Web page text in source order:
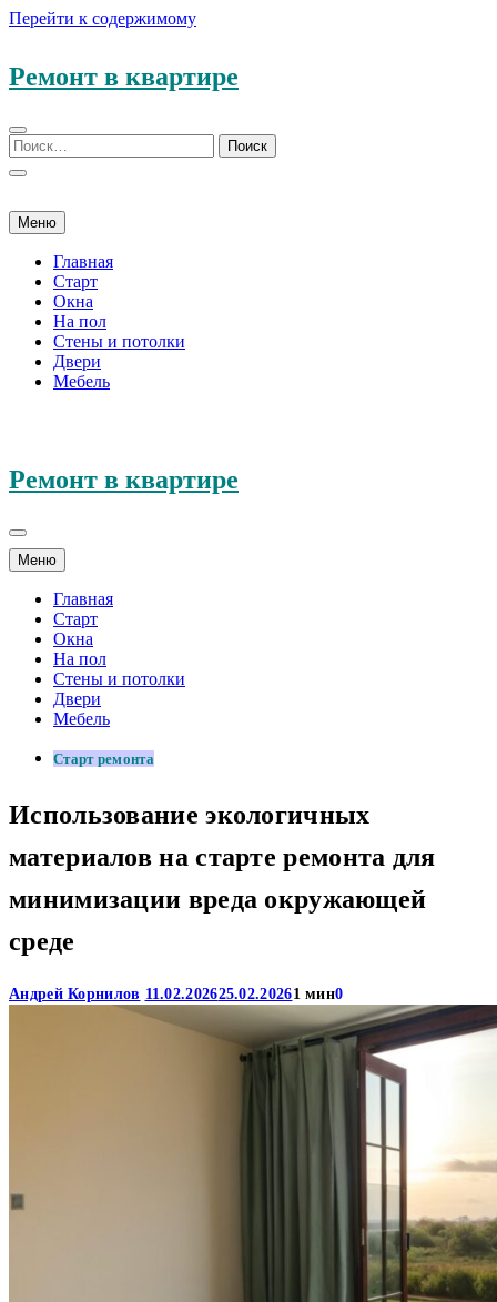
Перейти к содержимому
Ремонт в квартире
Меню
Главная
Старт
Окна
На пол
Стены и потолки
Двери
Мебель
Ремонт в квартире
Меню
Главная
Старт
Окна
На пол
Стены и потолки
Двери
Мебель
Старт ремонта
Использование экологичных
материалов на старте ремонта для
минимизации вреда окружающей
среде
Андрей Корнилов 11.02.202625.02.20261 мин0